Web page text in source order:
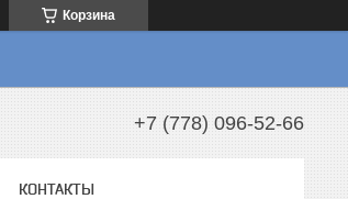
Корзина
+7 (778) 096-52-66
КОНТАКТЫ